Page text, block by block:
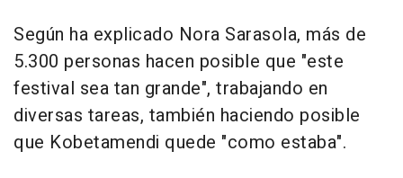
Según ha explicado Nora Sarasola, más de
5.300 personas hacen posible que "este
festival sea tan grande", trabajando en
diversas tareas, también haciendo posible
que Kobetamendi quede "como estaba".